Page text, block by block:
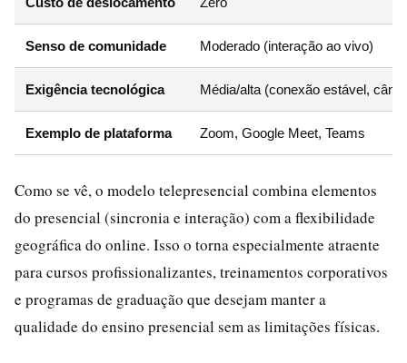
Senso de comunidade Moderado (interação ao vivo)
Exigência tecnológica Média/alta (conexão estável,
Exemplo de plataforma Zoom, Google Meet, Teams
Como se vê, o modelo telepresencial combina elementos
do presencial (sincronia e interação) com a flexibilidade
geográfica do online. Isso o torna especialmente atraente
para cursos profissionalizantes, treinamentos corporativos
e programas de graduação que desejam manter a
qualidade do ensino presencial sem as limitações físicas.